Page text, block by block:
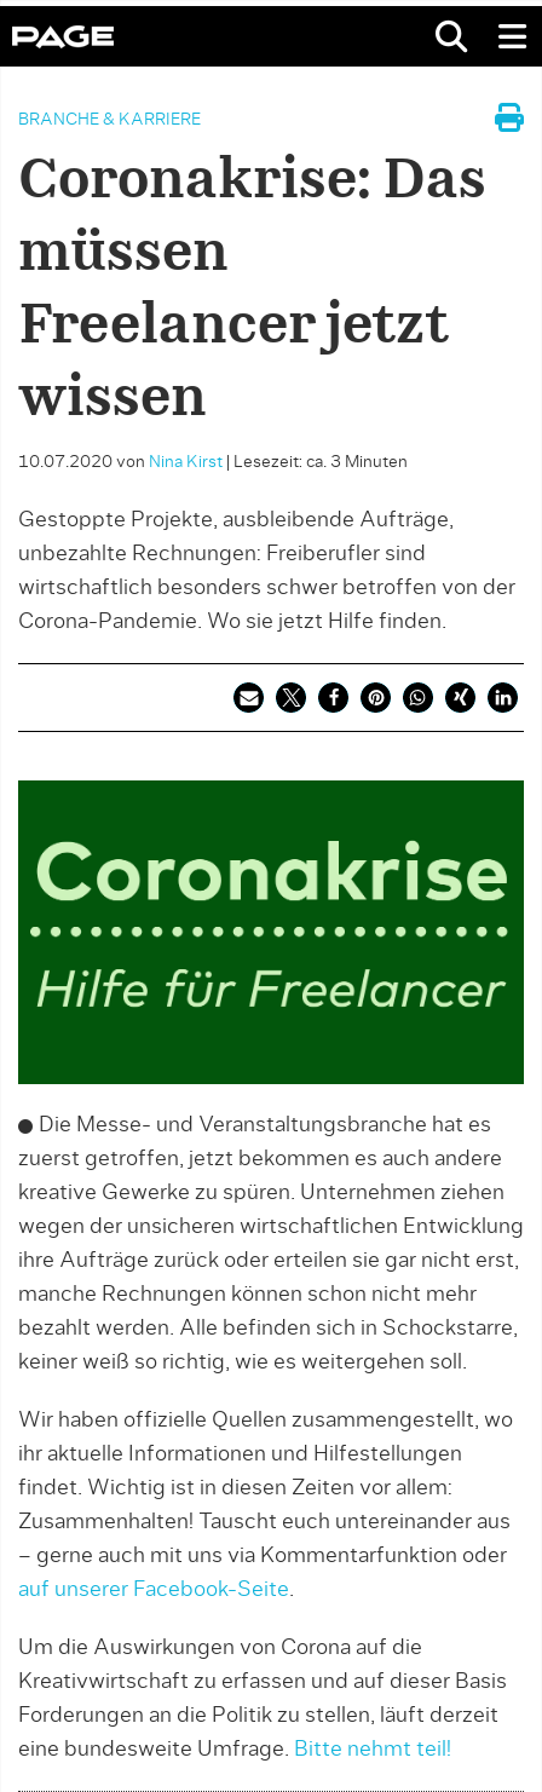
BRANCHE & KARRIERE
Coronakrise: Das
müssen
Freelancer jetzt
wissen
10.07.2020 von Nina Kirst Lesezeit: ca. 3 Minuten
Gestoppte Projekte, ausbleibende Aufträge,
unbezahlte Rechnungen: Freiberufler sind
wirtschaftlich besonders schwer betroffen von der
Corona-Pandemie. Wo sie jetzt Hilfe finden.
Die Messe- und Veranstaltungsbranche hat es
zuerst getroffen, jetzt bekommen es auch andere
kreative Gewerke zu spüren. Unternehmen ziehen
wegen der unsicheren wirtschaftlichen Entwicklung
ihre Aufträge zurück oder erteilen sie gar nicht erst,
manche Rechnungen können schon nicht mehr
bezahlt werden. Alle befinden sich in Schockstarre,
keiner weiß so richtig, wie es weitergehen soll.
Wir haben offizielle Quellen zusammengestellt, wo
ihr aktuelle Informationen und Hilfestellungen
findet. Wichtig ist in diesen Zeiten vor allem:
Zusammenhalten! Tauscht euch untereinander aus
– gerne auch mit uns via Kommentarfunktion oder
auf unserer Facebook-Seite.
Um die Auswirkungen von Corona auf die
Kreativwirtschaft zu erfassen und auf dieser Basis
Forderungen an die Politik zu stellen, läuft derzeit
eine bundesweite Umfrage. Bitte nehmt teil!